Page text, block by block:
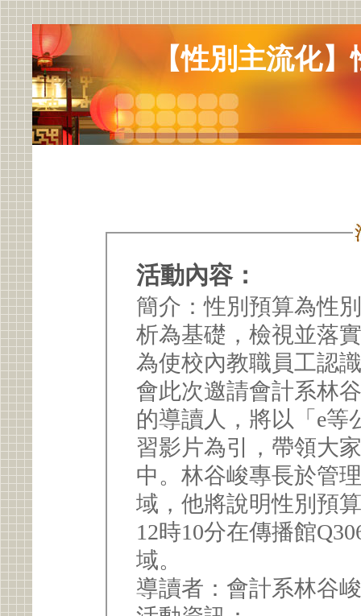
【性別主流化
活動內容：
簡介：性別預算為性
析為基礎，檢視並落
為使校內教職員工認
會此次邀請會計系林
的導讀人，將以「e
習影片為引，帶領大
中。林谷峻專長於管
域，他將說明性別預
12時10分在傳播館
域。
導讀者：會計系林谷